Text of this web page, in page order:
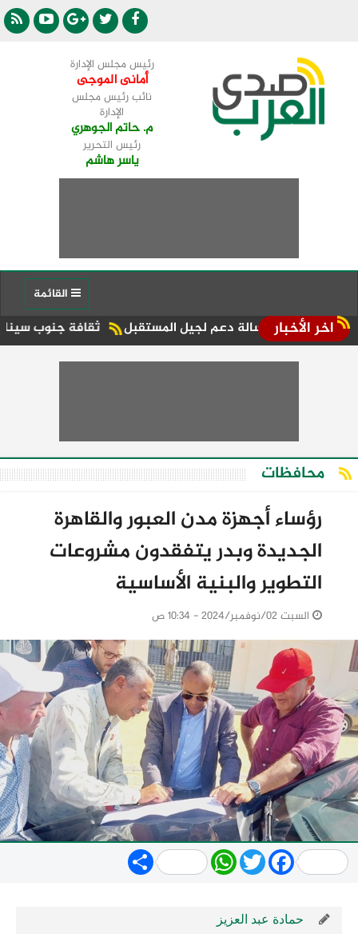
رئيس مجلس الإدارة
أمانى الموجى
نائب رئيس مجلس
الإدارة
م. حاتم الجوهري
رئيس التحرير
ياسر هاشم
اخر الأخبار ثقافة جنوب سيناء تعزز التعلم دعم لجيل المستقبل
محافظات
رؤساء أجهزة مدن العبور والقاهرة
الجديدة وبدر يتفقدون مشروعات
التطوير والبنية الأساسية
السبت 02/نوفمبر/2024 - 10:34 ص
Share WhatsApp
TwitterFacebook
حمادة عبد العزيز